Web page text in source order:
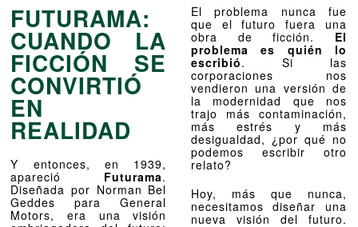
FUTURAMA:
CUANDO LA
FICCIÓN SE
CONVIRTIÓ
EN
REALIDAD
Y entonces, en 1939,
apareció Futurama.
Diseñada por Norman Bel
Geddes para General
Motors, era una visión
El problema nunca fue
que el futuro fuera una
obra de ficción. El
problema es quién lo
escribió. Si las
corporaciones nos
vendieron una versión de
la modernidad que nos
trajo más contaminación,
más estrés y más
desigualdad, ¿por qué no
podemos escribir otro
relato?
Hoy, más que nunca,
necesitamos diseñar una
nueva visión del futuro.